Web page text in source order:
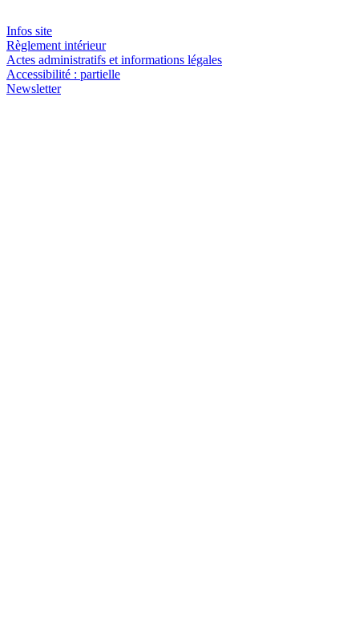
Infos site
Règlement intérieur
Actes administratifs et informations légales
Accessibilité : partielle
Newsletter